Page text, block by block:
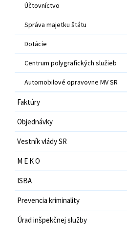
Účtovníctvo
Správa majetku štátu
Dotácie
Centrum polygrafických služieb
Automobilové opravovne MV SR
Faktúry
Objednávky
Vestník vlády SR
M E K O
ISBA
Prevencia kriminality
Úrad inšpekčnej služby